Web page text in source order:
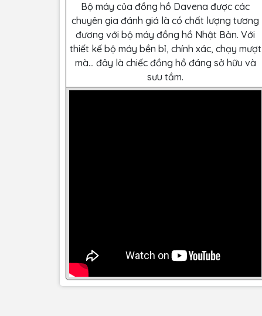
Bộ máy của đồng hồ Davena được các
chuyên gia đánh giá là có chất lượng tương
đương với bộ máy đồng hồ Nhật Bản. Với
thiết kế bộ máy bền bỉ, chính xác, chạy mượt
mà… đây là chiếc đồng hồ đáng sở hữu và
sưu tầm.